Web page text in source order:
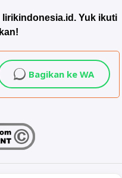
Yuk ikuti
Bagikan ke WA